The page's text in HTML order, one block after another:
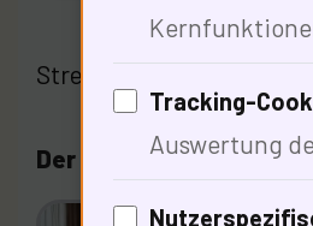
Streaming-Wettbewerb
Der kulturelle Wandel
Tracking-
Auswertung